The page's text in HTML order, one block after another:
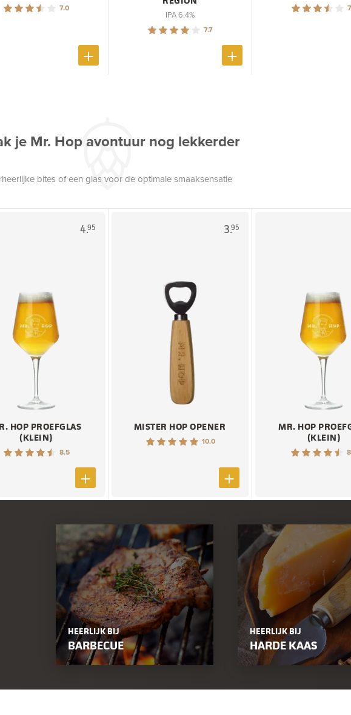
7.0
IPA 6,4%
7.7
je Mr. Hop avontuur nog lekkerder
bites of een glas voor de optimale smaaksensatie
4.95
HOP PROEFGLAS
(KLEIN)
8.5
3.95
MISTER HOP OPENER
10.0
MR. HOP
(KLEIN)
HEERLIJK BIJ
BARBECUE
HEERLIJK BIJ
HARDE KAAS